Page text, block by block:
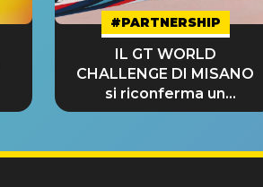
#PARTNERSHIP
IL GT WORLD
CHALLENGE DI MISANO
si riconferma un
GRANDE SUCCESSO!